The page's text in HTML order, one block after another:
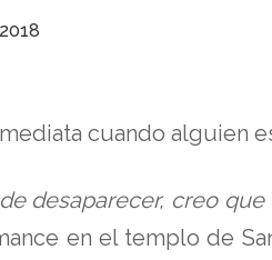
cuando alguien
desaparecer, creo que
en el templo de